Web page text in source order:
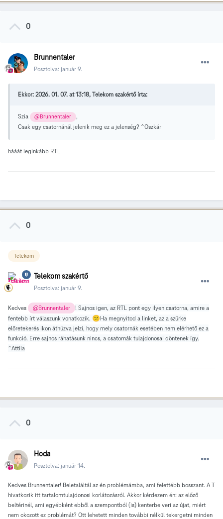
0
Brunnentaler
Posztolva: január 9.
Ekkor: 2026. 01. 07. at 13:18, Telekom szakértő írta:
Szia @Brunnentaler
,
Csak egy csatornánál jelenik meg ez a jelenség? ^Oszkár
hááát leginkább RTL
0
Telekom
Telekom szakértő
Posztolva: január 9.
Kedves @Brunnentaler
! Sajnos igen, az RTL pont egy ilyen csatorna, amire a
fentebb írt válaszunk vonatkozik. 😕Ha megnyitod a linket, az a szürke
előretekerés ikon áthúzva jelzi, hogy mely csatornák esetében nem elérhető ez a
funkció. Erre sajnos ráhatásunk nincs, a csatornák tulajdonosai döntenek így.
^Attila
0
Hoda
Posztolva: január 14.
Kedves Brunnentaler! Beletaláltál az én problémámba, ami felettébb bosszant. A T
hivatkozik itt tartalomtulajdonosi korlátozásról. Akkor kérdezem én: az előző
beltérinél, ami egyébként ebből a szempontból (is) kenterbe veri az újat, miért
nem okozott ez problémát? Ott lehetett minden további nélkül tekergetni minden